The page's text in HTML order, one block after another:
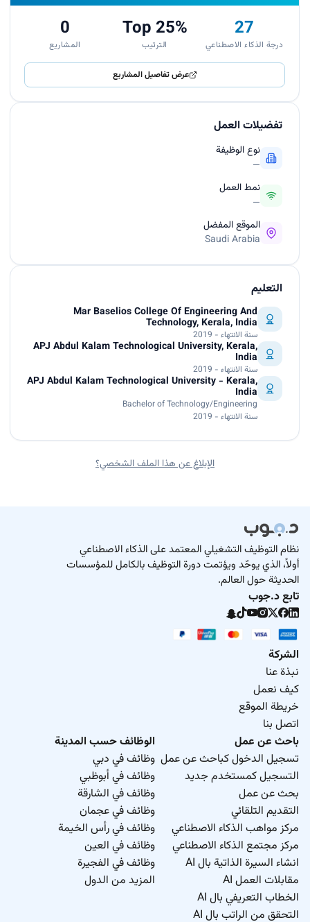
27
درجة الذكاء الاصطناعي
Top 25%
الترتيب
0
المشاريع
عرض تفاصيل المشاريع
تفضيلات العمل
نوع الوظيفة
—
نمط العمل
—
الموقع المفضل
Saudi Arabia
التعليم
Mar Baselios College Of Engineering And
Technology, Kerala, India
سنة الانتهاء - 2019
APJ Abdul Kalam Technological University, Kerala,
India
سنة الانتهاء - 2019
APJ Abdul Kalam Technological University - Kerala,
India
Bachelor of Technology/Engineering
سنة الانتهاء - 2019
الإبلاغ عن هذا الملف الشخصي؟
نظام التوظيف التشغيلي المعتمد على الذكاء الاصطناعي
أولاً، الذي يوحّد ويؤتمت دورة التوظيف بالكامل للمؤسسات
الحديثة حول العالم.
تابع د.جوب
الشركة
نبذة عنا
كيف نعمل
خريطة الموقع
اتصل بنا
باحث عن عمل
تسجيل الدخول كباحث عن عمل
التسجيل كمستخدم جديد
بحث عن عمل
التقديم التلقائي
مركز مواهب الذكاء الاصطناعي
مركز مجتمع الذكاء الاصطناعي
انشاء السيرة الذاتية بال AI
مقابلات العمل AI
الخطاب التعريفي بال AI
التحقق من الراتب بال AI
الوظائف حسب المدينة
وظائف في دبي
وظائف في أبوظبي
وظائف في الشارقة
وظائف في عجمان
وظائف في رأس الخيمة
وظائف في العين
وظائف في الفجيرة
المزيد من الدول